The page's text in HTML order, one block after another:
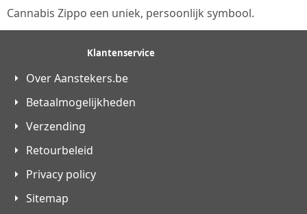
Cannabis Zippo een uniek, persoonlijk symbool.
Klantenservice
Over Aanstekers.be
Betaalmogelijkheden
Verzending
Retourbeleid
Privacy policy
Sitemap